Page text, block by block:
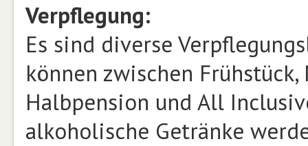
Verpflegung:
Es sind diverse
können zwischen Frühstück,
Halbpension und All
alkoholische Getränke